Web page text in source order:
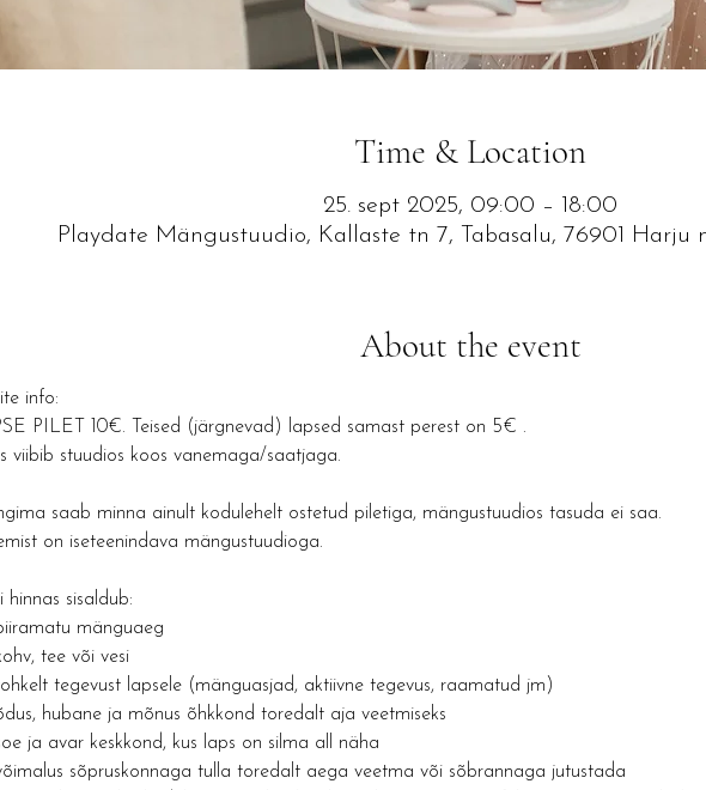
Time & Location
25. sept 2025, 09:00 – 18:00
Playdate Mängustuudio, Kallaste tn 7, Tabasalu, 76901 Harju
About the event
info:
PILET 10€. Teised (järgnevad) lapsed samast perest on 5€ .
viibib stuudios koos vanemaga/saatjaga.
saab minna ainult kodulehelt ostetud piletiga, mängustuudios tasuda ei saa.
on iseteenindava mängustuudioga.
hinnas sisaldub:
mänguaeg
tee või vesi
tegevust lapsele (mänguasjad, aktiivne tegevus, raamatud jm)
hubane ja mõnus õhkkond toredalt aja veetmiseks
ja avar keskkond, kus laps on silma all näha
sõpruskonnaga tulla toredalt aega veetma või sõbrannaga jutustada